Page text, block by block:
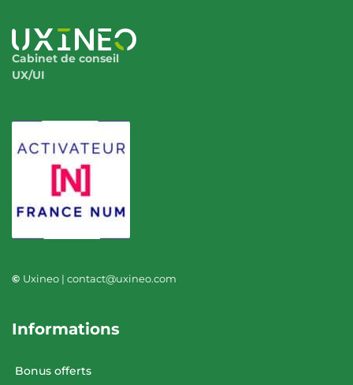
Cabinet de conseil
UX/UI
© Uxineo | contact@uxineo.com
Informations
Bonus offerts